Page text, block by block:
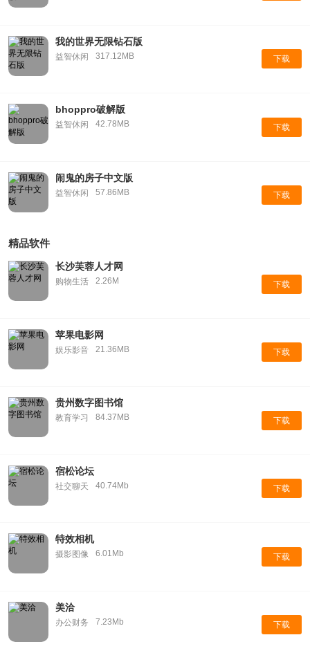
我的世界无限钻石版
益智休闲 317.12MB 下载
bhoppro破解版
益智休闲 42.78MB 下载
闹鬼的房子中文版
益智休闲 57.86MB 下载
精品软件
长沙芙蓉人才网
购物生活 2.26M 下载
苹果电影网
娱乐影音 21.36MB 下载
贵州数字图书馆
教育学习 84.37MB 下载
宿松论坛
社交聊天 40.74Mb 下载
特效相机
摄影图像 6.01Mb 下载
美洽
办公财务 7.23Mb 下载